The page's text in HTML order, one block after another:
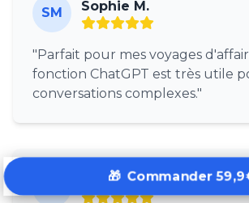
SM Sophie M.
"Parfait pour mes voyages
fonction ChatGPT est très utile
conversations complexes."
Pierre D.
🎁 Commander